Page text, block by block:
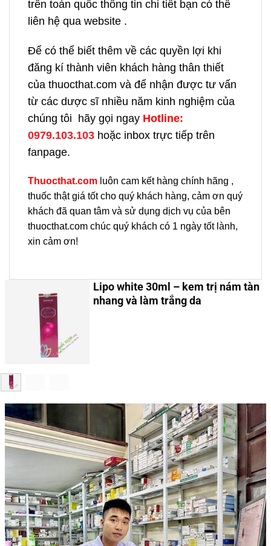
trên toàn quốc thông tin chi tiết bạn có thể
liên hệ qua website .
Để có thể biết thêm về các quyền lợi khi
đăng kí thành viên khách hàng thân thiết
của thuocthat.com và để nhận được tư vấn
từ các dược sĩ nhiều năm kinh nghiệm của
chúng tôi hãy gọi ngay Hotline:
0979.103.103 hoặc inbox trực tiếp trên
fanpage.
Thuocthat.com luôn cam kết hàng chính hãng ,
thuốc thật giá tốt cho quý khách hàng, cảm ơn quý
khách đã quan tâm và sử dụng dịch vụ của bên
thuocthat.com chúc quý khách có 1 ngày tốt lành,
xin cảm ơn!
Lipo white 30ml – kem trị nám tàn
nhang và làm trắng da